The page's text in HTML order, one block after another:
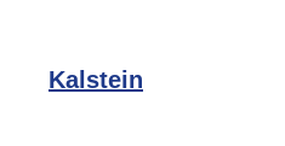
Kalstein